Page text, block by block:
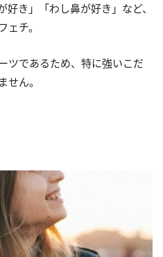
好き」「わし鼻が好き」など、
チ。
ツであるため、特に強いこだ
ん。